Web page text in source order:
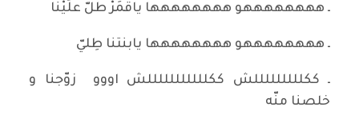
ـ ههههههههو هههههههها ياقَمَرْ طلّ علَيْنا
ـ ههههههههو هههههههها يابنتنا طِليّ
ـ ككلللللللللش ككلللللللللللش اووو زوّجنا و
خلصنا منّه